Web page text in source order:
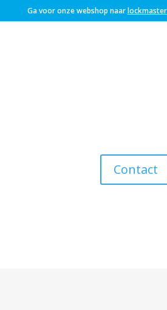
Ga voor onze webshop naar
Contact